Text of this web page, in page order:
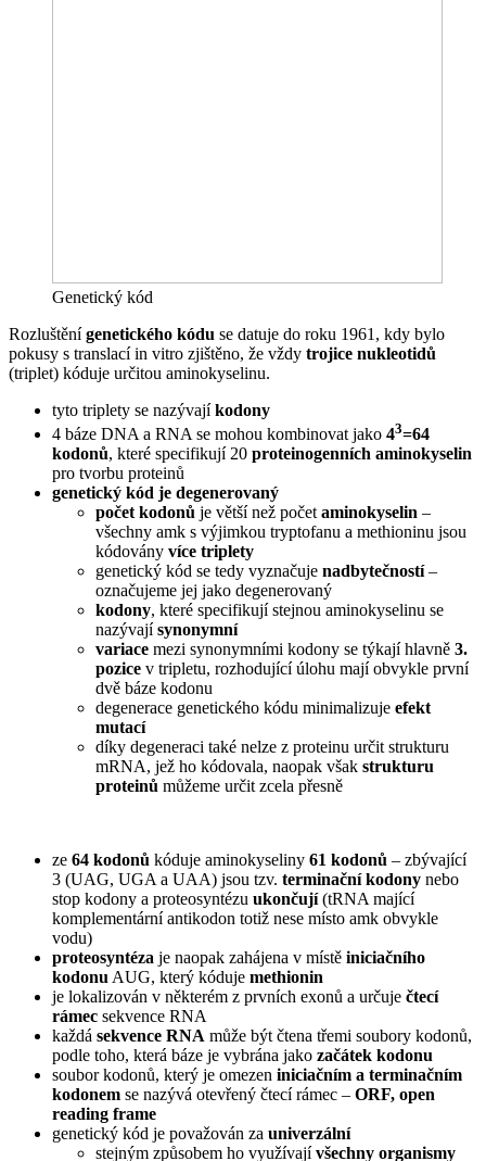
Genetický kód
Rozluštěnígenetického kódu se datuje do roku 1961, kdy bylo
pokusy s translací in vitro zjištěno, že vždy trojice nukleotidů
(triplet) kóduje určitou aminokyselinu.
tyto triplety se nazývajíkodony
4 báze DNA a RNA se mohou kombinovat jako 43=64
kodonů, které specifikují 20 proteinogenních aminokyselin
pro tvorbu proteinů
genetický kód je degenerovaný
počet kodonů je větší než počet aminokyselin –
všechny amk s výjimkou tryptofanu a methioninu jsou
kódovány více triplety
genetický kód se tedy vyznačuje nadbytečností–
označujeme jej jako degenerovaný
kodony, které specifikují stejnou aminokyselinu se
nazývajísynonymní
variace mezi synonymními kodony se týkají hlavně 3.
pozice v tripletu, rozhodující úlohu mají obvykle první
dvě báze kodonu
degenerace genetického kódu minimalizuje efekt
mutací
díky degeneraci také nelze z proteinu určit strukturu
mRNA, jež ho kódovala, naopak však strukturu
proteinů můžeme určit zcela přesně
ze 64 kodonů kóduje aminokyseliny 61 kodonů – zbývající
3 (UAG, UGA a UAA) jsou tzv. terminační kodony nebo
stop kodony a proteosyntézu ukončují(tRNA mající
komplementární antikodon totiž nese místo amk obvykle
vodu)
proteosyntéza je naopak zahájena v místě iniciačního
kodonu AUG, který kóduje methionin
je lokalizován v některém z prvních exonů a určuje čtecí
rámec sekvence RNA
každá sekvence RNA může být čtena třemi soubory kodonů,
podle toho, která báze je vybrána jako začátek kodonu
soubor kodonů, který je omezen iniciačním a terminačním
kodonem se nazývá otevřený čtecí rámec – ORF, open
reading frame
genetický kód je považován za univerzální
stejným způsobem ho využívajívšechny organismy